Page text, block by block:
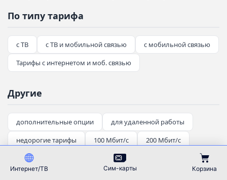
По типу тарифа
с ТВ с ТВ и мобильной связью
с мобильной связью
Тарифы с интернетом и моб. связью
Другие
дополнительные опции
для удаленной работы
недорогие тарифы
100 Мбит/с
200 Мбит/с
Тарифы Ростелеком по Акции
Интернет/ТВ Сим-карты Корзина